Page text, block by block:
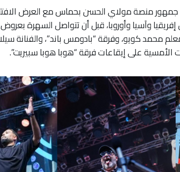
منصة مولاي الحسن بحماس مع العرض
وآسيا وأوروبا، قبل أن تتواصل السهرة
محمد كويو، وفرقة “بادومس باند”، والفنانة
الأمسية على إيقاعات فرقة “هوبا هوبا سبيريت”.